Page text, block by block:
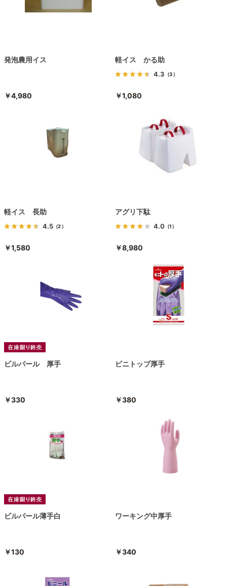
発泡農用イス
￥4,980
軽イス かる助
4.3 （3）
￥1,080
軽イス 長助
4.5（2）
￥1,580
アグリ下駄
4.0 （1）
￥8,980
ビルパール 厚手
￥330
ビニトップ厚手
￥380
ビルパール薄手白
￥130
ワーキング中厚手
￥340